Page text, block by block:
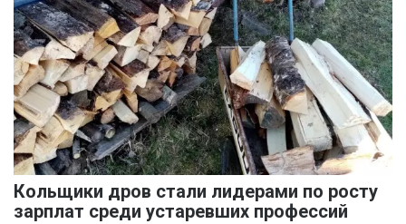
Кольщики дров стали лидерами по росту
зарплат среди устаревших профессий